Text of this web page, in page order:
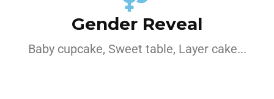
Gender Reveal
Baby cupcake, Sweet table, Layer cake...